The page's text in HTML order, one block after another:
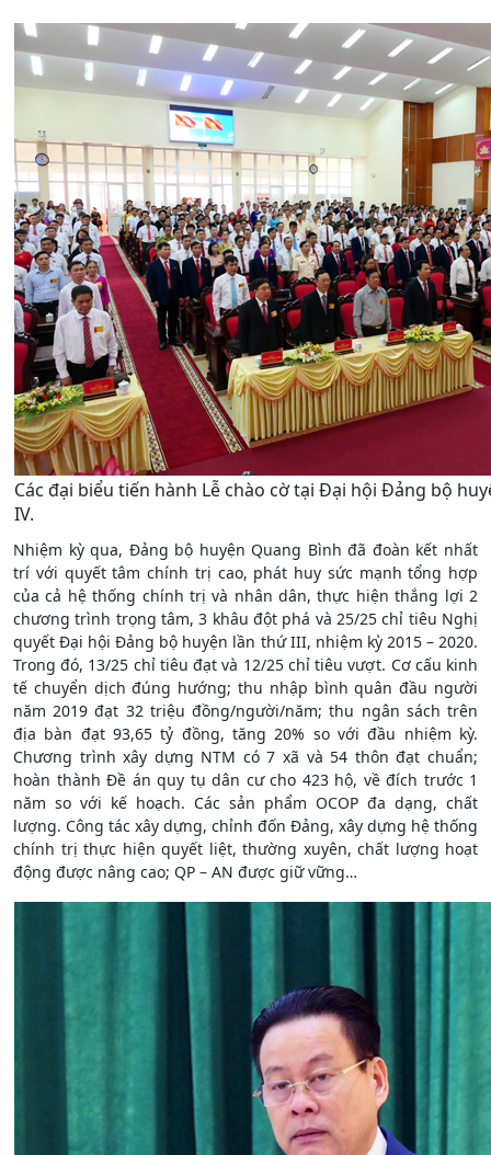
Các đại biểu tiến hành Lễ chào cờ tại Đại hội Đảng bộ
IV.
Nhiệm kỳ qua, Đảng bộ huyện Quang Bình đã đoàn kết nhất
trí với quyết tâm chính trị cao, phát huy sức mạnh tổng hợp
của cả hệ thống chính trị và nhân dân, thực hiện thắng lợi 2
chương trình trọng tâm, 3 khâu đột phá và 25/25 chỉ tiêu Nghị
quyết Đại hội Đảng bộ huyện lần thứ III, nhiệm kỳ 2015 – 2020.
Trong đó, 13/25 chỉ tiêu đạt và 12/25 chỉ tiêu vượt. Cơ cấu kinh
tế chuyển dịch đúng hướng; thu nhập bình quân đầu người
năm 2019 đạt 32 triệu đồng/người/năm; thu ngân sách trên
địa bàn đạt 93,65 tỷ đồng, tăng 20% so với đầu nhiệm kỳ.
Chương trình xây dựng NTM có 7 xã và 54 thôn đạt chuẩn;
hoàn thành Đề án quy tụ dân cư cho 423 hộ, về đích trước 1
năm so với kế hoạch. Các sản phẩm OCOP đa dạng, chất
lượng. Công tác xây dựng, chỉnh đốn Đảng, xây dựng hệ thống
chính trị thực hiện quyết liệt, thường xuyên, chất lượng hoạt
động được nâng cao; QP – AN được giữ vững…